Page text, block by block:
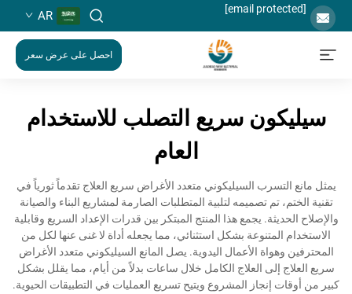
[email protected]
AR
احصل على عرض سعر
سيليكون سريع التصلب للاستخدام
العام
يمثل مانع التسرب السيليكوني متعدد الأغراض سريع العلاج تقدماً ثورياً في
تقنية الختم، تم تصميمه لتلبية المتطلبات الصارمة لمشاريع البناء والصيانة
والإصلاح الحديثة. يجمع هذا المنتج المبتكر بين قدرات الإعداد السريع وقابلية
الاستخدام المتنوعة بشكل استثنائي، مما يجعله أداة لا غنى عنها لكل من
المحترفين وهواة الأعمال اليدوية. يصل المانع السيليكوني متعدد الأغراض
سريع العلاج إلى العلاج الكامل خلال ساعات بدلاً من أيام، مما يقلل بشكل
كبير من أوقات إنجاز المشروع ويتيح تسريع العمليات في التطبيقات الحيوية.